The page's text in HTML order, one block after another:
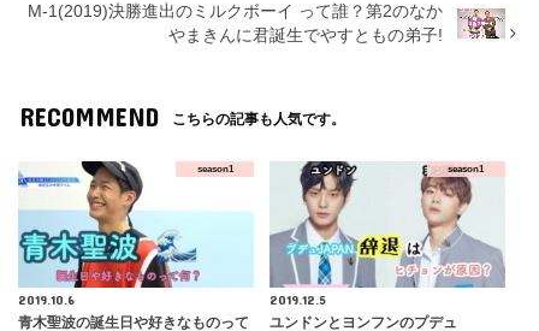
M-1(2019)決勝進出のミルクボーイ って誰？第2のなか
やまきんに君誕生でやすともの弟子!
RECOMMEND こちらの記事も人気です。
season1
2019.10.6
青木聖波の誕生日や好きなものって
season1
2019.12.5
ユンドンとヨンフンのプデュ